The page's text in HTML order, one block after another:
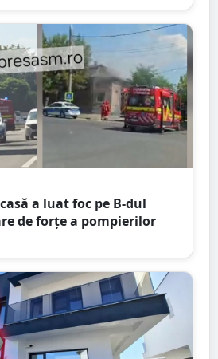
a luat foc pe B-dul
de forțe a pompierilor